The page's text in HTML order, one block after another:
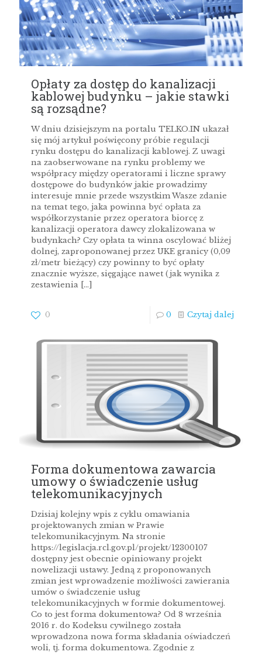
Opłaty za dostęp do kanalizacji
kablowej budynku – jakie stawki
są rozsądne?
W dniu dzisiejszym na portalu TELKO.IN ukazał
się mój artykuł poświęcony próbie regulacji
rynku dostępu do kanalizacji kablowej. Z uwagi
na zaobserwowane na rynku problemy we
współpracy między operatorami i liczne sprawy
dostępowe do budynków jakie prowadzimy
interesuje mnie przede wszystkim Wasze zdanie
na temat tego, jaka powinna być opłata za
współkorzystanie przez operatora biorcę z
kanalizacji operatora dawcy zlokalizowana w
budynkach? Czy opłata ta winna oscylować bliżej
dolnej, zaproponowanej przez UKE granicy (0,09
zł/metr bieżący) czy powinny to być opłaty
znacznie wyższe, sięgające nawet (jak wynika z
zestawienia […]
0 0 Czytaj dalej
Forma dokumentowa zawarcia
umowy o świadczenie usług
telekomunikacyjnych
Dzisiaj kolejny wpis z cyklu omawiania
projektowanych zmian w Prawie
telekomunikacyjnym. Na stronie
https://legislacja.rcl.gov.pl/projekt/12300107
dostępny jest obecnie opiniowany projekt
nowelizacji ustawy. Jedną z proponowanych
zmian jest wprowadzenie możliwości zawierania
umów o świadczenie usług
telekomunikacyjnych w formie dokumentowej.
Co to jest forma dokumentowa? Od 8 września
2016 r. do Kodeksu cywilnego została
wprowadzona nowa forma składania oświadczeń
woli, tj. forma dokumentowa. Zgodnie z